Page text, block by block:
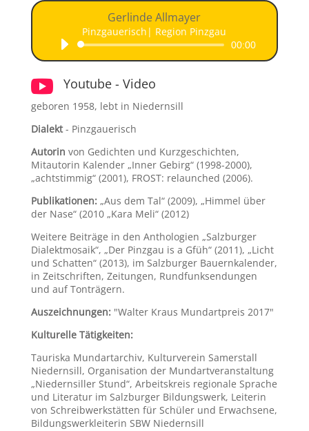
geboren 1958, lebt in Niedernsill
Dialekt- Pinzgauerisch
Autorin von Gedichten und Kurzgeschichten,
Mitautorin Kalender „Inner Gebirg“ (1998-2000),
„achtstimmig“ (2001), FROST: relaunched (2006).
Publikationen:„Aus dem Tal“ (2009), „Himmel über
der Nase“ (2010 „Kara Meli“ (2012)
Weitere Beiträge in den Anthologien „Salzburger
Dialektmosaik“, „Der Pinzgau is a Gfüh“ (2011), „Licht
und Schatten“ (2013), im Salzburger Bauernkalender,
in Zeitschriften, Zeitungen, Rundfunksendungen
und auf Tonträgern.
Auszeichnungen:"Walter Kraus Mundartpreis 2017"
Kulturelle Tätigkeiten:
Tauriska Mundartarchiv, Kulturverein Samerstall
Niedernsill, Organisation der Mundartveranstaltung
„Niedernsiller Stund“, Arbeitskreis regionale Sprache
und Literatur im Salzburger Bildungswerk, Leiterin
von Schreibwerkstätten für Schüler und Erwachsene,
Bildungswerkleiterin SBW Niedernsill
Gerlinde Allmayer
Pinzgauerisch| Region Pinzgau
00:00
 Youtube - Video